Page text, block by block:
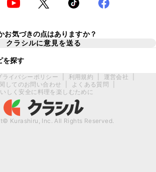
お気づきの点はありますか？
クラシルに意見を送る
を探す
ライバシーポリシー 利用規約 運営会社
してのお問い合わせ
よくある質問
しく安全に料理を楽しむために
Kurashiru, Inc. All Rights Reserved.